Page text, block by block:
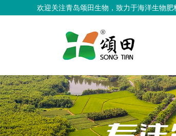
欢迎关注青岛颂田生物，致力于海洋生物